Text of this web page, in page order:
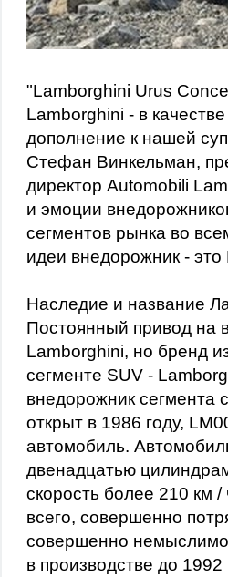
"Lamborghini Urus
Lamborghini - в
дополнение к нашей
Стефан Винкельман,
директор Automobili
и эмоции
сегментов рынка во
идеи внедорожник -
Наследие и название
Постоянный привод на
Lamborghini, но бренд
сегменте SUV -
внедорожник сегмента
открыт в 1986 году,
автомобиль.
двенадцатью
скорость более 210 км
всего, совершенно
совершенно немыслимо
в производстве до